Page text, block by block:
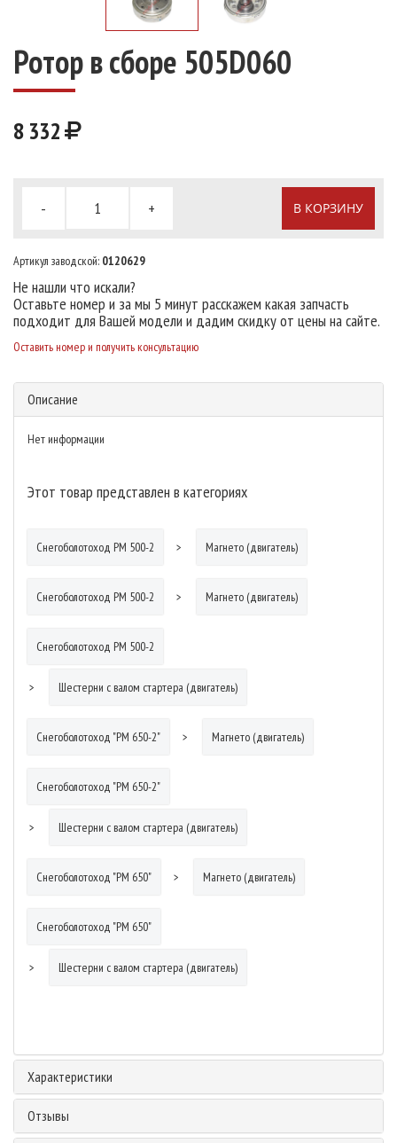
Ротор в сборе 505D060
8 332
- + В КОРЗИНУ
Артикул заводской: 0120629
Не нашли что искали?
Оставьте номер и за мы 5 минут расскажем какая запчасть
подходит для Вашей модели и дадим скидку от цены на сайте.
Оставить номер и получить консультацию
Описание
Нет информации
Этот товар представлен в категориях
Снегоболотоход РМ 500-2 Магнето (двигатель)
Снегоболотоход РМ 500-2 Магнето (двигатель)
Снегоболотоход РМ 500-2
Шестерни с валом стартера (двигатель)
Снегоболотоход "РМ 650-2" Магнето (двигатель)
Снегоболотоход "РМ 650-2"
Шестерни с валом стартера (двигатель)
Снегоболотоход "РМ 650" Магнето (двигатель)
Снегоболотоход "РМ 650"
Шестерни с валом стартера (двигатель)
Характеристики
Отзывы